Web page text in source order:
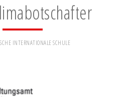
INTERNATIONALE SCHULE